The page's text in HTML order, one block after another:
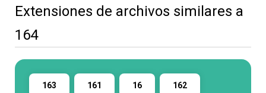
Extensiones de archivos similares a
164
163 161 16 162